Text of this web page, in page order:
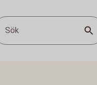
Sök